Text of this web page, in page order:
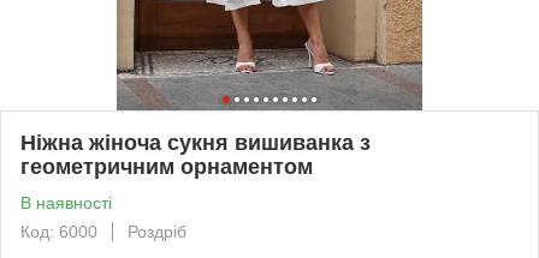
Ніжна жіноча сукня вишиванка з
геометричним орнаментом
В наявності
Код: 6000
Роздріб